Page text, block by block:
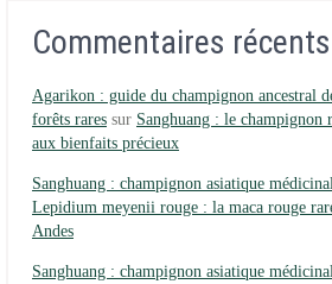
Commentaires récents
Agarikon : guide du champignon ancestral
forêts rares sur Sanghuang : le champignon
aux bienfaits précieux
Sanghuang : champignon asiatique
Lepidium meyenii rouge : la maca rouge
Andes
Sanghuang : champignon asiatique